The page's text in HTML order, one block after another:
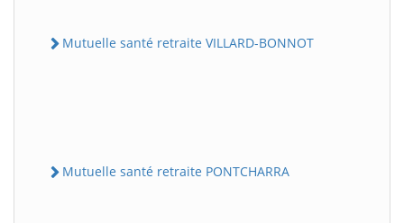
Mutuelle santé retraite VILLARD-BONNOT
Mutuelle santé retraite PONTCHARRA